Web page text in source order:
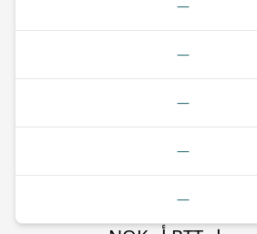
—
—
—
—
—